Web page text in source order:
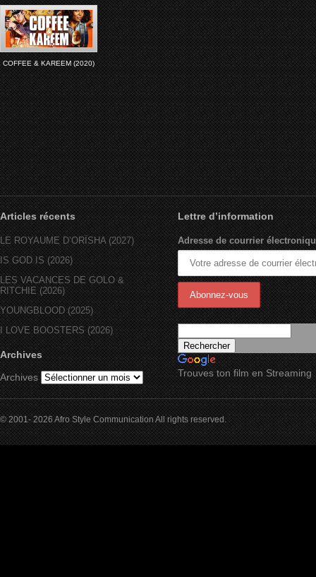
COFFEE & KAREEM (2020)
Articles récents
LE ROYAUME D’ORÏSHA (2027)
IS GOD IS (2026)
LES VACANCES DE GOLO &
RITCHIE (2026)
YOUNGBLOOD (2025)
I LOVE BOOSTERS (2026)
Archives
Archives
Lettre d’information
Adresse de courrier
Trouves ton film en Streaming
© 2001- 2026 Afro Style Communication All rights reserved.